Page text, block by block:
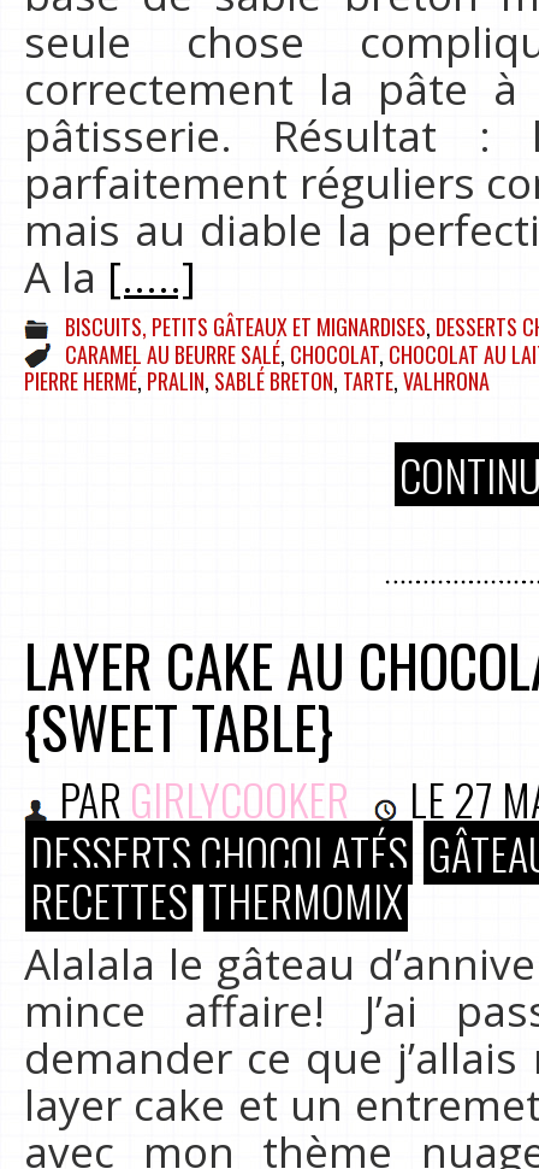
seule chose
correctement la pâte
pâtisserie. Résultat
parfaitement réguliers
mais au diable la
A la [.....]
BISCUITS, PETITS GÂTEAUX ET MIGNARDISES, DESSERTS
CARAMEL AU BEURRE SALÉ, CHOCOLAT, CHOCOLAT AU
PIERRE HERMÉ, PRALIN, SABLÉ BRETON, TARTE,VALHRONA
LAYER CAKE AU
{SWEET TABLE}
PAR GIRLYCOOKER LE27
DESSERTS CHOCOLATÉS
RECETTES THERMOMIX
Alalala le gâteau
mince affaire! J’ai
demander ce que
layer cake et un
avec mon thème